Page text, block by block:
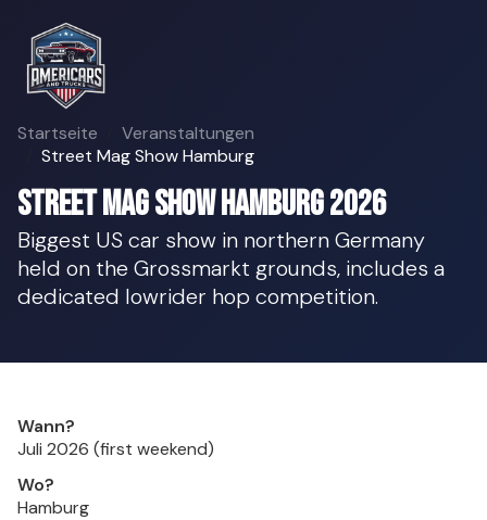
Startseite
Veranstaltungen
Street Mag Show Hamburg
Street Mag Show Hamburg 2026
Biggest US car show in northern Germany
held on the Grossmarkt grounds, includes a
dedicated lowrider hop competition.
Wann?
Juli 2026 (first weekend)
Wo?
Hamburg